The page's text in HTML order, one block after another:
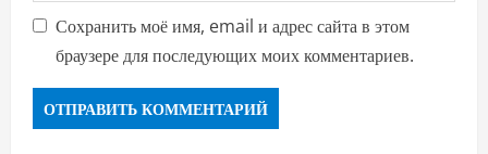
Сохранить моё имя, email и адрес сайта в этом
браузере для последующих моих комментариев.